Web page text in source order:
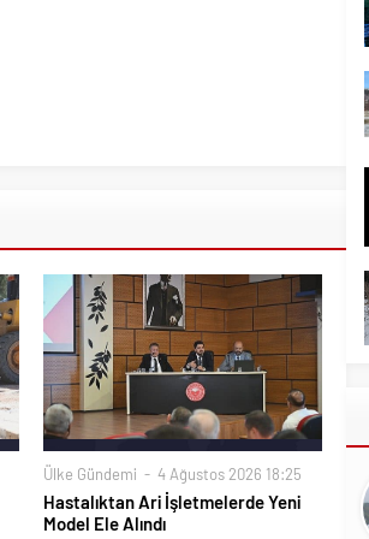
Ülke Gündemi 4 Ağustos 2026 18:25
Hastalıktan Ari İşletmelerde Yeni
Model Ele Alındı